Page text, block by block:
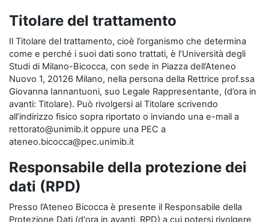
Titolare del trattamento
Il Titolare del trattamento, cioè l’organismo che determina
come e perché i suoi dati sono trattati, è l’Università degli
Studi di Milano-Bicocca, con sede in Piazza dell’Ateneo
Nuovo 1, 20126 Milano, nella persona della Rettrice prof.ssa
Giovanna Iannantuoni, suo Legale Rappresentante, (d’ora in
avanti: Titolare). Può rivolgersi al Titolare scrivendo
all’indirizzo fisico sopra riportato o inviando una e-mail a
rettorato@unimib.it oppure una PEC a
ateneo.bicocca@pec.unimib.it
Responsabile della protezione dei
dati (RPD)
Presso l’Ateneo Bicocca è presente il Responsabile della
Protezione Dati (d'ora in avanti, RPD) a cui potersi rivolgere